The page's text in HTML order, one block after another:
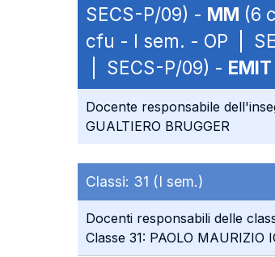
SECS-P/09) - MM (6
cfu - I sem. - OP |
| SECS-P/09) - EMIT
Docente responsabile
GUALTIERO BRUGGER
Classi: 31 (I sem.)
Docenti responsabili delle
Classe 31: PAOLO MAURIZIO